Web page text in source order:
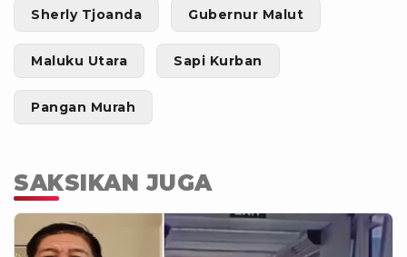
Sherly Tjoanda Gubernur Malut
Maluku Utara Sapi Kurban
Pangan Murah
SAKSIKAN JUGA